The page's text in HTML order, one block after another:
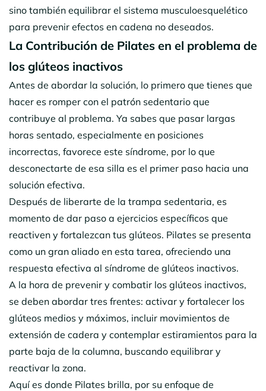
sino también equilibrar el sistema musculoesquelético
para prevenir efectos en cadena no deseados.
La Contribución de Pilates en el problema de
los glúteos inactivos
Antes de abordar la solución, lo primero que tienes que
hacer es romper con el patrón sedentario que
contribuye al problema. Ya sabes que pasar largas
horas sentado, especialmente en posiciones
incorrectas, favorece este síndrome, por lo que
desconectarte de esa silla es el primer paso hacia una
solución efectiva.
Después de liberarte de la trampa sedentaria, es
momento de dar paso a ejercicios específicos que
reactiven y fortalezcan tus glúteos. Pilates se presenta
como un gran aliado en esta tarea, ofreciendo una
respuesta efectiva al síndrome de glúteos inactivos.
A la hora de prevenir y combatir los glúteos inactivos,
se deben abordar tres frentes: activar y fortalecer los
glúteos medios y máximos, incluir movimientos de
extensión de cadera y contemplar estiramientos para la
parte baja de la columna, buscando equilibrar y
reactivar la zona.
Aquí es donde Pilates brilla, por su enfoque de